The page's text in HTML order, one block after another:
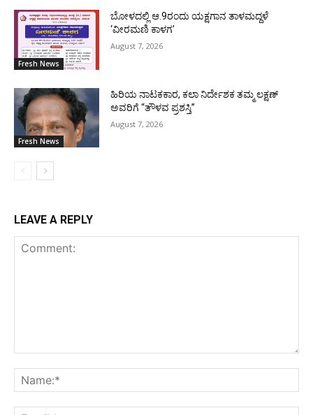
Fresh News
ಬೋಳದಲ್ಲಿ ಆ.9ರಂದು ಯಕ್ಷಗಾನ ತಾಳಮದ್ದಳೆ
‘ವೀರಮಣಿ ಕಾಳಗ’
August 7, 2026
Fresh News
ಹಿರಿಯ ನಾಟಕಕಾರ, ಕಲಾ ನಿರ್ದೇಶಕ ತಮ್ಮ ಲಕ್ಷಣ್
ಅವರಿಗೆ “ತೌಳವ ಪ್ರಶಸ್ತಿ”
August 7, 2026
LEAVE A REPLY